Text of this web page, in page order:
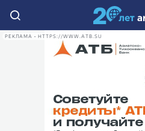
РЕКЛАМА • HTTPS://WWW.ATB.SU